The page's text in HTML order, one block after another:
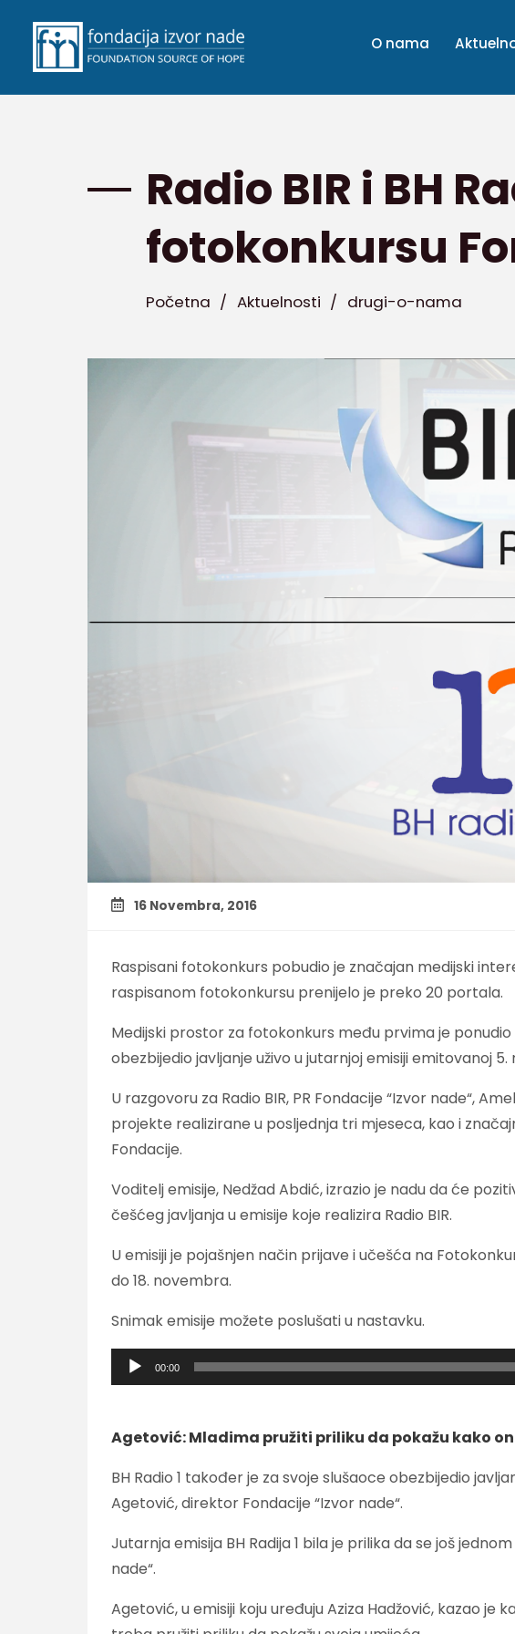
O nama
Radio BIR i BH
fotokonkursu
Početna / Aktuelnosti / drugi-o-nama
16 Novembra, 2016
Raspisani fotokonkurs pobudio je značajan medijski
raspisanom fotokonkursu prenijelo je preko 20 portala.
Medijski prostor za fotokonkurs među prvima je ponudio
obezbijedio javljanje uživo u jutarnjoj emisiji emitovanoj
U razgovoru za Radio BIR, PR Fondacije “Izvor nade“,
projekte realizirane u posljednja tri mjeseca, kao i
Fondacije.
Voditelj emisije, Nedžad Abdić, izrazio je nadu da će
češćeg javljanja u emisije koje realizira Radio BIR.
U emisiji je pojašnjen način prijave i učešća na
do 18. novembra.
Snimak emisije možete poslušati u nastavku.
Audio
Player
00:00
Agetović: Mladima pružiti priliku da pokažu kako
BH Radio 1 također je za svoje slušaoce obezbijedio
Agetović, direktor Fondacije “Izvor nade“.
Jutarnja emisija BH Radija 1 bila je prilika da se još
nade“.
Agetović, u emisiji koju uređuju Aziza Hadžović, kazao je